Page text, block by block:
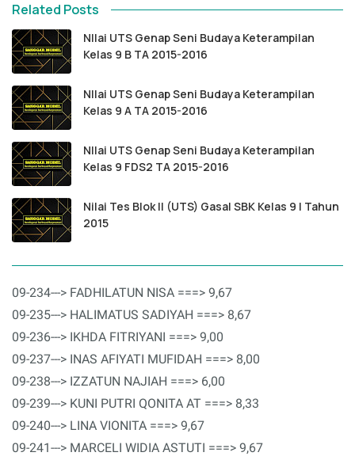
Related Posts
NIlai UTS Genap Seni Budaya Keterampilan
Kelas 9 B TA 2015-2016
NIlai UTS Genap Seni Budaya Keterampilan
Kelas 9 A TA 2015-2016
NIlai UTS Genap Seni Budaya Keterampilan
Kelas 9 FDS2 TA 2015-2016
Nilai Tes Blok II (UTS) Gasal SBK Kelas 9 I Tahun
2015
09-234---> FADHILATUN NISA ===> 9,67
09-235---> HALIMATUS SADIYAH ===> 8,67
09-236---> IKHDA FITRIYANI ===> 9,00
09-237---> INAS AFIYATI MUFIDAH ===> 8,00
09-238---> IZZATUN NAJIAH ===> 6,00
09-239---> KUNI PUTRI QONITA AT ===> 8,33
09-240---> LINA VIONITA ===> 9,67
09-241---> MARCELI WIDIA ASTUTI ===> 9,67